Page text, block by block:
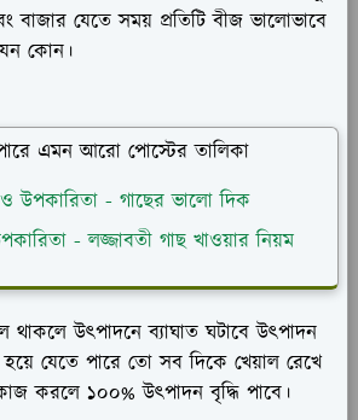
বাজার যেতে সময় প্রতিটি বীজ ভালোভাবে
কোন।
এমন আরো পোস্টের তালিকা
উপকারিতা - গাছের ভালো দিক
- লজ্জাবতী গাছ খাওয়ার নিয়ম
থাকলে উৎপাদনে ব্যাঘাত ঘটাবে উৎপাদন
হয়ে যেতে পারে তো সব দিকে খেয়াল রেখে
করলে ১০০% উৎপাদন বৃদ্ধি পাবে।